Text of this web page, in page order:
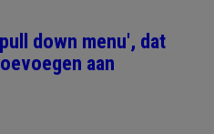
down menu', dat
aan